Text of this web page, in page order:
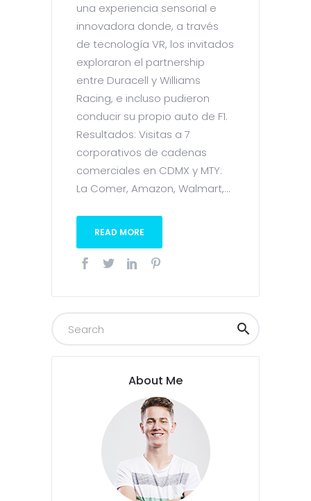
una experiencia sensorial e
innovadora donde, a través
de tecnología VR, los invitados
exploraron el partnership
entre Duracell y Williams
Racing, e incluso pudieron
conducir su propio auto de F1.
Resultados: Visitas a 7
corporativos de cadenas
comerciales en CDMX y MTY:
La Comer, Amazon, Walmart,...
READ MORE
About Me